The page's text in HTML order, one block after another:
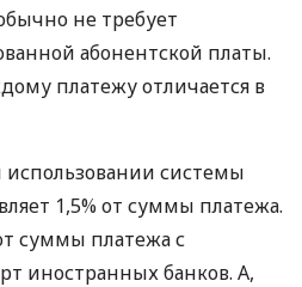
не требует
абонентской платы.
платежу отличается в
использовании системы
1,5% от суммы платежа.
суммы платежа с
иностранных банков. А,